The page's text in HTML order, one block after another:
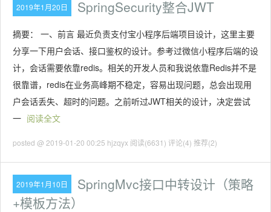
2019年1月20日 SpringSecurity整合JWT
摘要： 一、前言 最近负责支付宝小程序后端项目设计，这里主要
分享一下用户会话、接口鉴权的设计。参考过微信小程序后端的设
计，会话需要依靠redis。相关的开发人员和我说依靠Redis并不是
很靠谱，redis在业务高峰期不稳定，容易出现问题，总会出现用
户会话丢失、超时的问题。之前听过JWT相关的设计，决定尝试
一 阅读全文
posted @ 2019-01-20 00:25 hjzqyx 阅读(6631) 评论(4) 推荐(2)
2019年1月10日
SpringMvc接口中转设计（策略
+模板方法）